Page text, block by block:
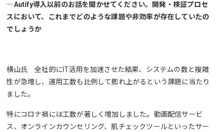
―Autify導入以前のお話を聞かせてください。開発・検証プロセ
スにおいて、これまでどのような課題や非効率が存在していたの
でしょうか
横山氏 全社的にIT活用を加速させた結果、システムの数と複雑
性が急増し、運用工数も比例して膨れ上がるという課題に当たり
ました。
特にコロナ禍には工数が著しく増加しました。動画配信サービ
ス、オンラインカウンセリング、肌チェックツールといったサー